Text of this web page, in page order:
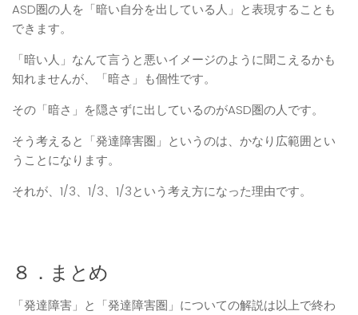
ASD圏の人を「暗い自分を出している人」と表現することも
できます。
「暗い人」なんて言うと悪いイメージのように聞こえるかも
知れませんが、「暗さ」も個性です。
その「暗さ」を隠さずに出しているのがASD圏の人です。
そう考えると「発達障害圏」というのは、かなり広範囲とい
うことになります。
それが、1/3、1/3、1/3という考え方になった理由です。
８．まとめ
「発達障害」と「発達障害圏」についての解説は以上で終わ